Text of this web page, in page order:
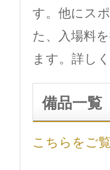
す。他にス
た、入場料
ます。詳し
備品一覧
こちらをご